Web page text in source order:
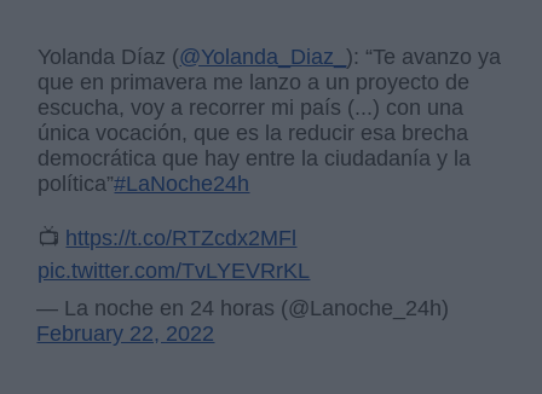
Yolanda Díaz (@Yolanda_Diaz_): “Te avanzo ya
que en primavera me lanzo a un proyecto de
escucha, voy a recorrer mi país (...) con una
única vocación, que es la reducir esa brecha
democrática que hay entre la ciudadanía y la
política”#LaNoche24h
📺 https://t.co/RTZcdx2MFl
pic.twitter.com/TvLYEVRrKL
— La noche en 24 horas (@Lanoche_24h)
February 22, 2022